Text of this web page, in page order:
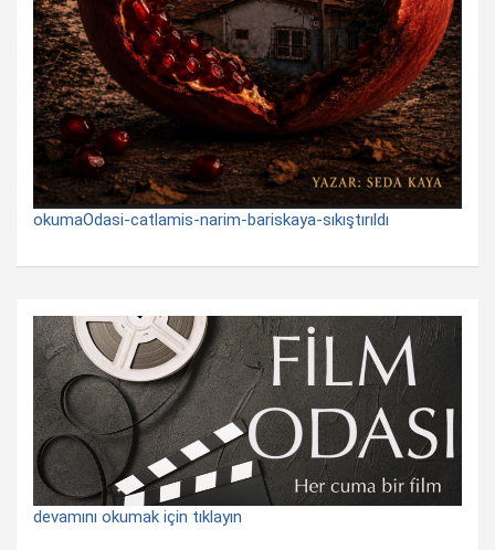
okumaOdasi-catlamis-narim-bariskaya-sıkıştırıldı
devamını okumak için tıklayın